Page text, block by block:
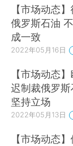
【市场动态
俄罗斯石油
成一致
2022年05月16日
【市场动态
迟制裁俄罗斯
坚持立场
2022年05月13日
【市场动态